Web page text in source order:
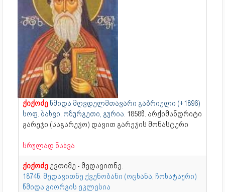
ქიქოძე წმიდა მღვდელმთავარი გაბრიელი (+1896)
სოფ. ბახვი, ოზურგეთი, გურია. 1858წ. არქიმანდრიტი
გარეჯი (საგარეჯო) დავით გარეჯის მონასტერი
სრულად ნახვა
ქიქოძე ევთიმე - მედავითნე.
1874წ. მედავითნე ქვენობანი (ოცხანა, ჩოხატაური)
წმიდა გიორგის ეკლესია